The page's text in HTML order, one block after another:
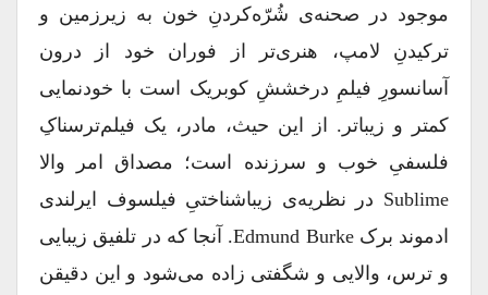
موجود در صحنه‌‌ی شُرّه‌کردنِ خون به زیرزمین و
ترکیدنِ لامپ، هنری‌تر از فوران خود از درون
آسانسورِ فیلمِ درخششِ کوبریک است با خودنمایی
کمتر و زیباتر. از این حیث، مادر، یک فیلم‌ترسناکِ
فلسفیِ خوب و سرزنده است؛ مصداق امر والا
Sublime در نظریه‌ی زیباشناختیِ فیلسوف ایرلندی
ادموند برک Edmund Burke. آنجا که در تلفیق زیبایی
و ترس، والایی و شگفتی زاده می‌شود و این دقیقن